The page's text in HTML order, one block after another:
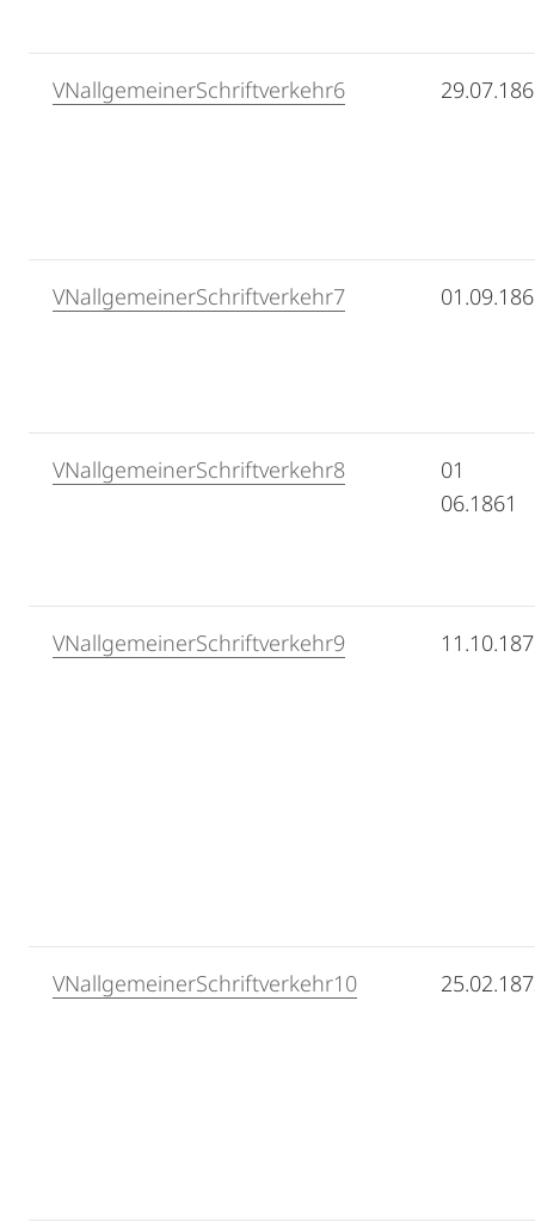
VNallgemeinerSchriftverkehr6
VNallgemeinerSchriftverkehr7
VNallgemeinerSchriftverkehr8
01
06.1861
VNallgemeinerSchriftverkehr9
VNallgemeinerSchriftverkehr10